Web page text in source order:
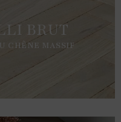
BRUT
CHÊNE MASSIF